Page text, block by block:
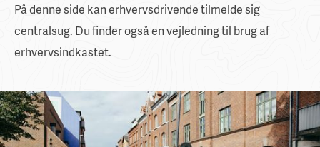
På denne side kan erhvervsdrivende tilmelde sig
centralsug. Du finder også en vejledning til brug af
erhvervsindkastet.